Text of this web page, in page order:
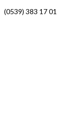
(0539) 383 17 01